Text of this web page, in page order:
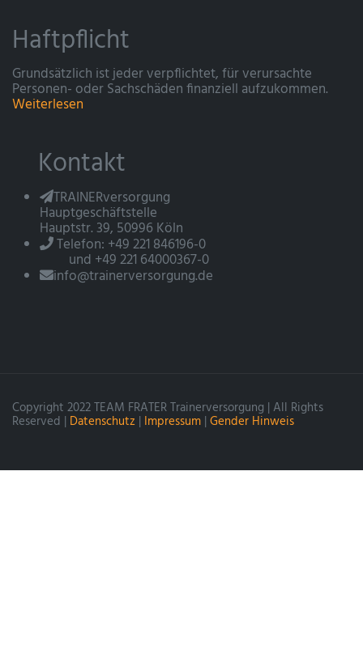
Haftpflicht
Grundsätzlich ist jeder verpflichtet, für verursachte
Personen- oder Sachschäden finanziell aufzukommen.
Weiterlesen
Kontakt
TRAINERversorgung
Hauptgeschäftstelle
Hauptstr. 39, 50996 Köln
Telefon: +49 221 846196-0
und +49 221 64000367-0
info@trainerversorgung.de
Copyright 2022 TEAM FRATER Trainerversorgung | All Rights
Reserved | Datenschutz | Impressum | Gender Hinweis